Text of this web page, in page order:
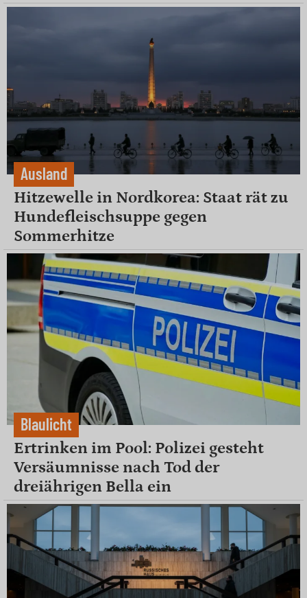
Ausland
Hitzewelle in Nordkorea: Staat rät zu
Hundefleischsuppe gegen
Sommerhitze
Blaulicht
Ertrinken im Pool: Polizei gesteht
Versäumnisse nach Tod der
dreiährigen Bella ein